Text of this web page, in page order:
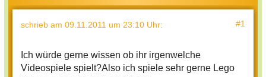
schrieb am 09.11.2011 um 23:10 Uhr: #1
Ich würde gerne wissen ob ihr irgenwelche
Videospiele spielt?Also ich spiele sehr gerne Lego